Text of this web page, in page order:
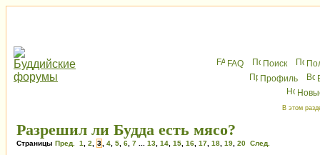
FAQ Поиск
Профиль
В этом
Разрешил ли Будда есть мясо?
Страницы Пред. 1 2 3 4 5 6 7 13 14 15 16 17 18 19 20 След.